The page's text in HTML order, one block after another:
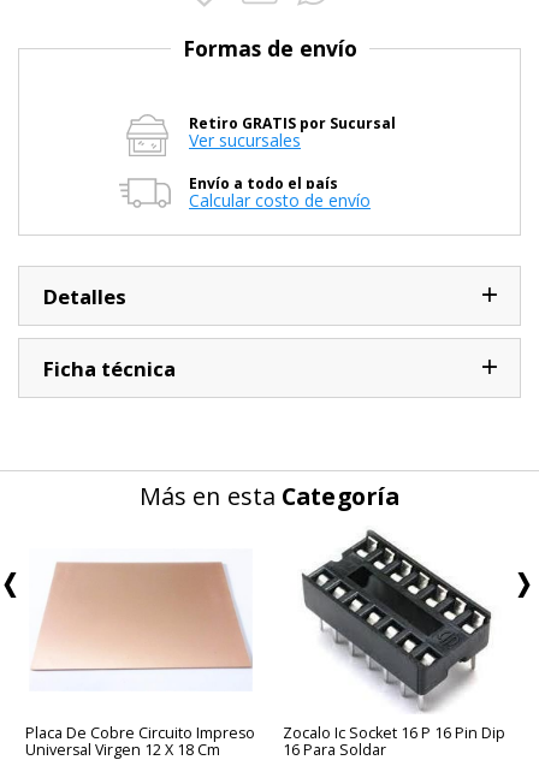
Formas de envío
Retiro GRATIS por Sucursal
Ver sucursales
Envío a todo el país
Calcular costo de envío
Detalles
Ficha técnica
Más en esta Categoría
Placa De Cobre Circuito Impreso
Universal Virgen 12 X 18 Cm
Zocalo Ic Socket 16 P 16 Pin Dip
16 Para Soldar